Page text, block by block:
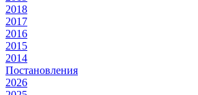
2018
2017
2016
2015
2014
Постановления
2026